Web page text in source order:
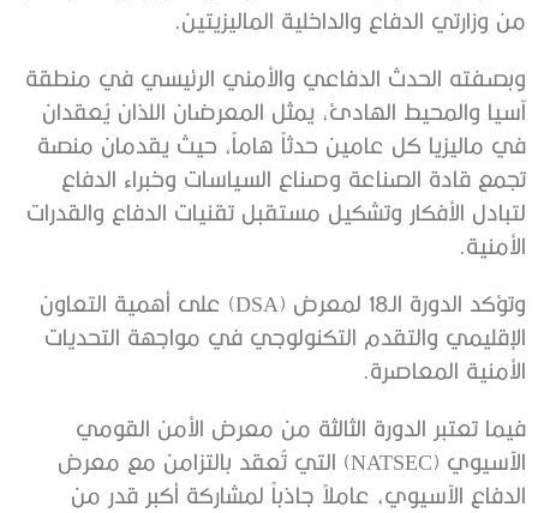
من وزارتي الدفاع والداخلية الماليزيتين.
وبصفته الحدث الدفاعي والأمني الرئيسي في منطقة
آسيا والمحيط الهادئ، يمثل المعرضان اللذان يُعقدان
في ماليزيا كل عامين حدثاً هاماً، حيث يقدمان منصة
تجمع قادة الصناعة وصناع السياسات وخبراء الدفاع
لتبادل الأفكار وتشكيل مستقبل تقنيات الدفاع والقدرات
الأمنية.
وتؤكد الدورة الـ18 لمعرض (DSA) على أهمية التعاون
الإقليمي والتقدم التكنولوجي في مواجهة التحديات
الأمنية المعاصرة.
فيما تعتبر الدورة الثالثة من معرض الأمن القومي
الآسيوي (NATSEC) التي تُعقد بالتزامن مع معرض
الدفاع الآسيوي، عاملاً جاذباً لمشاركة أكبر قدر من